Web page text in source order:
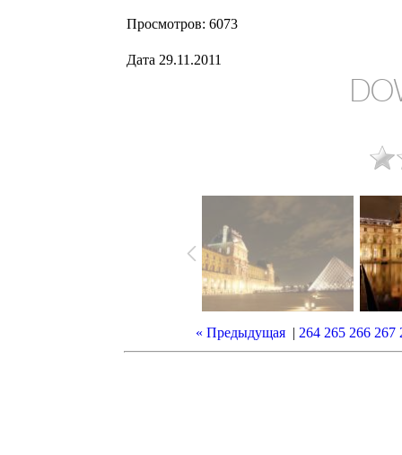
Просмотров: 6073
Дата 29.11.2011
« Предыдущая| 264 265 266 267